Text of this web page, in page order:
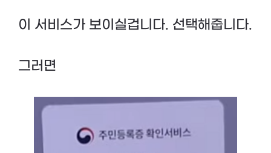
이 서비스가 보이실겁니다. 선택해줍니다.
그러면